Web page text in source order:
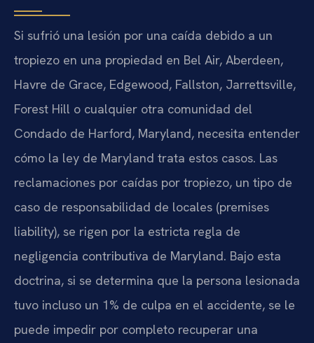
Si sufrió una lesión por una caída debido a un
tropiezo en una propiedad en Bel Air, Aberdeen,
Havre de Grace, Edgewood, Fallston, Jarrettsville,
Forest Hill o cualquier otra comunidad del
Condado de Harford, Maryland, necesita entender
cómo la ley de Maryland trata estos casos. Las
reclamaciones por caídas por tropiezo, un tipo de
caso de responsabilidad de locales (premises
liability), se rigen por la estricta regla de
negligencia contributiva de Maryland. Bajo esta
doctrina, si se determina que la persona lesionada
tuvo incluso un 1% de culpa en el accidente, se le
puede impedir por completo recuperar una